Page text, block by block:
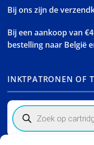
Bij ons zijn de
Bij een aankoop van
bestelling naar België
INKTPATRONEN OF
Products
search